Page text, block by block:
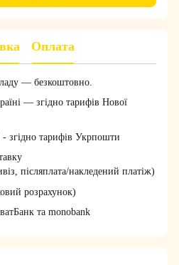
Оплата
— безкоштовно.
— згідно тарифів Нової
згідно тарифів Укрпошти
післяплата/накледений платіж)
розрахунок)
та monobank